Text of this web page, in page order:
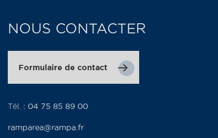
NOUS CONTACTER
Formulaire de contact
Tél. : 04 75 85 89 00
ramparea@rampa.fr